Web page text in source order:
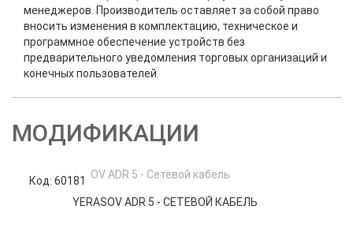
менеджеров. Производитель оставляет за собой право
вносить изменения в комплектацию, техническое и
программное обеспечение устройств без
предварительного уведомления торговых организаций и
конечных пользователей.
МОДИФИКАЦИИ
Код: 60181
YERASOV ADR 5 - СЕТЕВОЙ КАБЕЛЬ